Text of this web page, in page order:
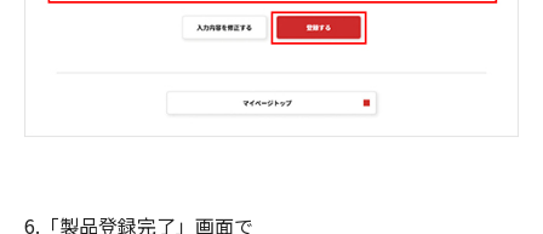
6.「製品登録完了」画面で